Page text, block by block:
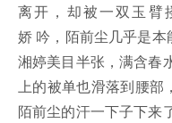
离开，却被一双玉
娇 吟，陌前尘几乎是
湘婷美目半张，满含春
上的被单也滑落到腰部
陌前尘的汗一下子下来